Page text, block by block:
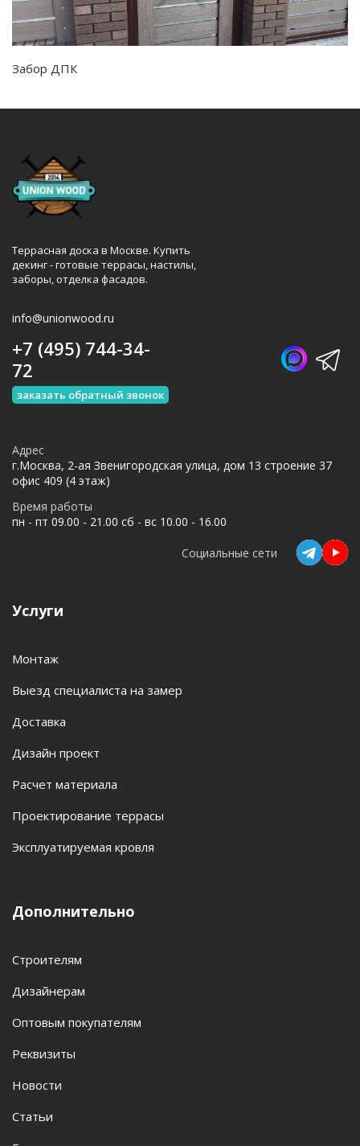
Забор ДПК
Террасная доска в Москве. Купить
декинг - готовые террасы, настилы,
заборы, отделка фасадов.
info@unionwood.ru
Услуги
Монтаж
Выезд специалиста на замер
Доставка
Дизайн проект
Расчет материала
Проектирование террасы
Эксплуатируемая кровля
Дополнительно
Строителям
Дизайнерам
Оптовым покупателям
Реквизиты
Новости
Статьи
+7 (495) 744-34-
72
заказать обратный звонок
Адрес
г.Москва, 2-ая Звенигородская улица, дом 13 строение 37
офис 409 (4 этаж)
Время работы
пн - пт 09.00 - 21.00 сб - вс 10.00 - 16.00
Социальные сети